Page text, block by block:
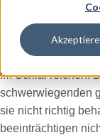
Schlafstörungen
Leben erheblich
Problemen, die
im Schlaf reichen.
schwerwiegenden
sie nicht richtig
beeinträchtigen